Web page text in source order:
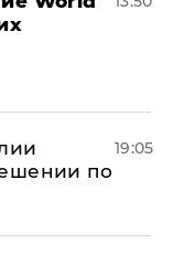
по
19:05